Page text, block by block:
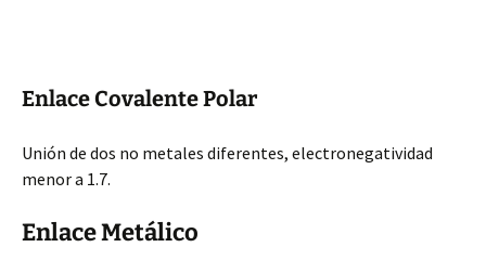
Enlace Covalente Polar
Unión de dos no metales diferentes, electronegatividad
menor a 1.7.
Enlace Metálico